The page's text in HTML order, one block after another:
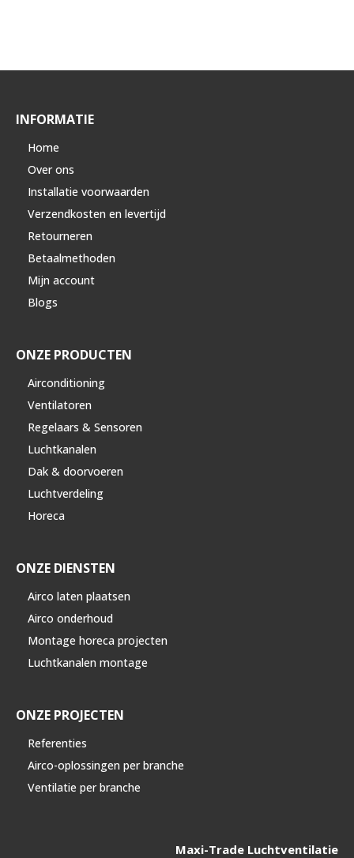
INFORMATIE
Home
Over ons
Installatie voorwaarden
Verzendkosten en levertijd
Retourneren
Betaalmethoden
Mijn account
Blogs
ONZE PRODUCTEN
Airconditioning
Ventilatoren
Regelaars & Sensoren
Luchtkanalen
Dak & doorvoeren
Luchtverdeling
Horeca
ONZE DIENSTEN
Airco laten plaatsen
Airco onderhoud
Montage horeca projecten
Luchtkanalen montage
ONZE PROJECTEN
Referenties
Airco-oplossingen per branche
Ventilatie per branche
Maxi-Trade Luchtventilatie